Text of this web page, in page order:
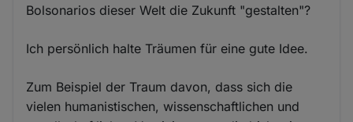
Bolsonarios dieser Welt die Zukunft "gestalten"?
Ich persönlich halte Träumen für eine gute Idee.
Zum Beispiel der Traum davon, dass sich die
vielen humanistischen, wissenschaftlichen und